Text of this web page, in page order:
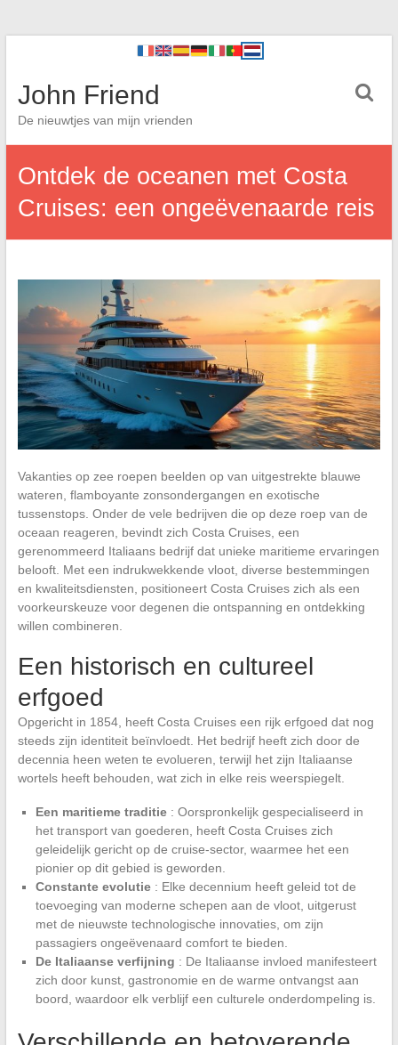
John Friend
De nieuwtjes van mijn vrienden
Ontdek de oceanen met Costa
Cruises: een ongeëvenaarde reis
Vakanties op zee roepen beelden op van uitgestrekte blauwe
wateren, flamboyante zonsondergangen en exotische
tussenstops. Onder de vele bedrijven die op deze roep van de
oceaan reageren, bevindt zich Costa Cruises, een
gerenommeerd Italiaans bedrijf dat unieke maritieme ervaringen
belooft. Met een indrukwekkende vloot, diverse bestemmingen
en kwaliteitsdiensten, positioneert Costa Cruises zich als een
voorkeurskeuze voor degenen die ontspanning en ontdekking
willen combineren.
Een historisch en cultureel
erfgoed
Opgericht in 1854, heeft Costa Cruises een rijk erfgoed dat nog
steeds zijn identiteit beïnvloedt. Het bedrijf heeft zich door de
decennia heen weten te evolueren, terwijl het zijn Italiaanse
wortels heeft behouden, wat zich in elke reis weerspiegelt.
Een maritieme traditie: Oorspronkelijk gespecialiseerd in
het transport van goederen, heeft Costa Cruises zich
geleidelijk gericht op de cruise-sector, waarmee het een
pionier op dit gebied is geworden.
Constante evolutie: Elke decennium heeft geleid tot de
toevoeging van moderne schepen aan de vloot, uitgerust
met de nieuwste technologische innovaties, om zijn
passagiers ongeëvenaard comfort te bieden.
De Italiaanse verfijning : De Italiaanse invloed manifesteert
zich door kunst, gastronomie en de warme ontvangst aan
boord, waardoor elk verblijf een culturele onderdompeling is.